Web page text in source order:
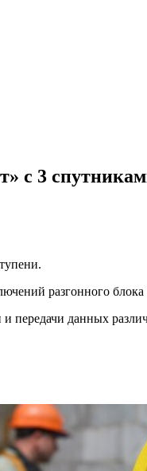
с 3
разгонного блока
и передачи данных